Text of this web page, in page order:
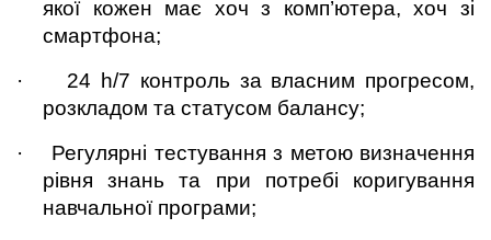
якої кожен має хоч з комп’ютера, хоч зі
смартфона;
·
24 h/7 контроль за власним прогресом,
розкладом та статусом балансу;
·
Регулярні тестування з метою визначення
рівня знань та при потребі коригування
навчальної програми;